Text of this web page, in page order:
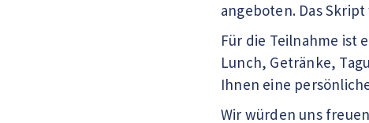
angeboten. Das
Für die Teilnahme ist
Lunch, Getränke,
Ihnen eine
Wir würden uns